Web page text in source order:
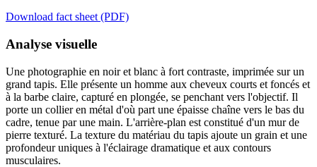
Download fact sheet (PDF)
Analyse visuelle
Une photographie en noir et blanc à fort contraste, imprimée sur un
grand tapis. Elle présente un homme aux cheveux courts et foncés et
à la barbe claire, capturé en plongée, se penchant vers l'objectif. Il
porte un collier en métal d'où part une épaisse chaîne vers le bas du
cadre, tenue par une main. L'arrière-plan est constitué d'un mur de
pierre texturé. La texture du matériau du tapis ajoute un grain et une
profondeur uniques à l'éclairage dramatique et aux contours
musculaires.